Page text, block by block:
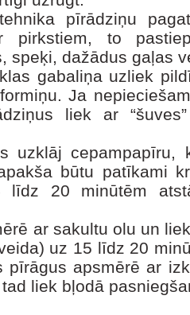
pīrādziņu
pirkstiem, to
speķi, dažādus gaļas
gabaliņa uzliek
Ja
liek ar
uzklāj cepampapīru,
būtu patīkami
līdz 20 minūtēm
ar sakultu olu un
uz 15 līdz 20
pīrāgus apsmērē ar
liek bļodā